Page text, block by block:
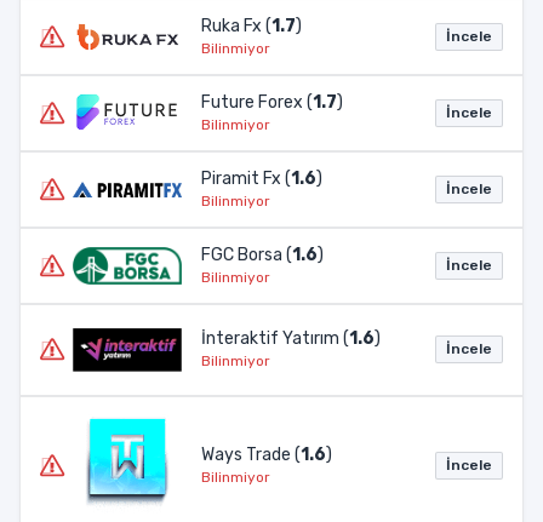
Ruka Fx (1.7)
Bilinmiyor
İncele
Future Forex (1.7)
Bilinmiyor
İncele
Piramit Fx (1.6)
Bilinmiyor
İncele
FGC Borsa (1.6)
Bilinmiyor
İncele
İnteraktif Yatırım (1.6)
Bilinmiyor
İncele
Ways Trade (1.6)
Bilinmiyor
İncele